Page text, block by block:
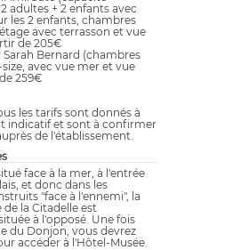
adultes + 2 enfants avec
les 2 enfants, chambres
avec terrasson et vue
de 205€
Bernard (chambres
avec vue mer et vue
259€
les tarifs sont donnés à
indicatif et sont à confirmer
de l'établissement.
face à la mer, à l'entrée
et donc dans les
"face à l'ennemi", la
la Citadelle est
à l'opposé. Une fois
du Donjon, vous devrez
accéder à l'Hôtel-Musée.